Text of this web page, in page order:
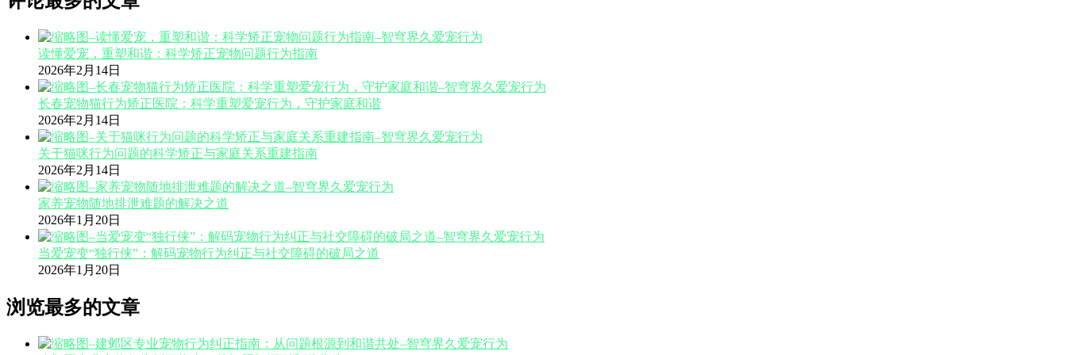
读懂爱宠，重塑和谐：科学矫正宠物问题行为指南
2026年2月14日
长春宠物猫行为矫正医院：科学重塑爱宠行为，守护家庭和谐
2026年2月14日
关于猫咪行为问题的科学矫正与家庭关系重建指南
2026年2月14日
家养宠物随地排泄难题的解决之道
2026年1月20日
当爱宠变“独行侠”：解码宠物行为纠正与社交障碍的破局之道
2026年1月20日
浏览最多的文章